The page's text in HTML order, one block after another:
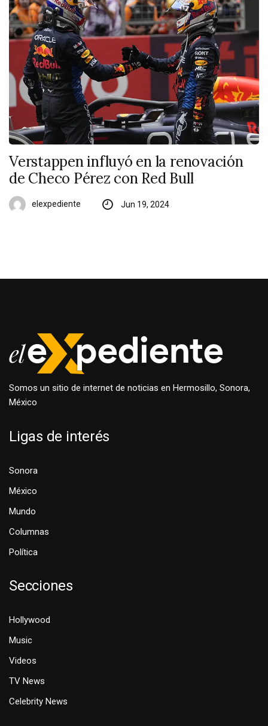
Verstappen influyó en la renovación
de Checo Pérez con Red Bull
elexpediente Jun 19, 2024
Somos un sitio de internet de noticias en Hermosillo, Sonora,
México
Ligas de interés
Sonora
México
Mundo
Columnas
Política
Secciones
Hollywood
Music
Videos
TV News
Celebrity News